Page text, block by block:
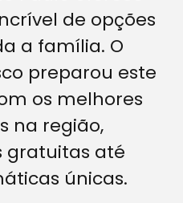
de opções
a família. O
preparou este
os melhores
na região,
gratuitas até
únicas.